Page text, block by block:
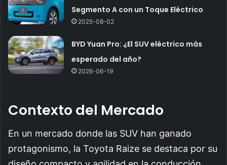
Segmento A con un Toque Eléctrico
2025-08-02
BYD Yuan Pro: ¿El SUV eléctrico más
esperado del año?
2026-06-19
Contexto del Mercado
En un mercado donde las SUV han ganado
protagonismo, la Toyota Raize se destaca por su